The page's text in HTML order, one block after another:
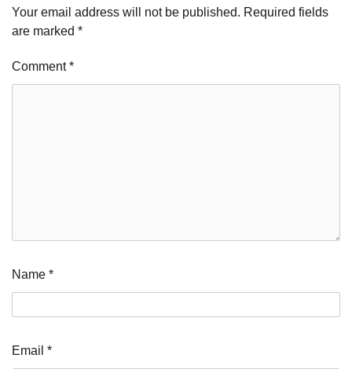
Your email address will not be published. Required fields
are marked *
Comment*
Name *
Email *